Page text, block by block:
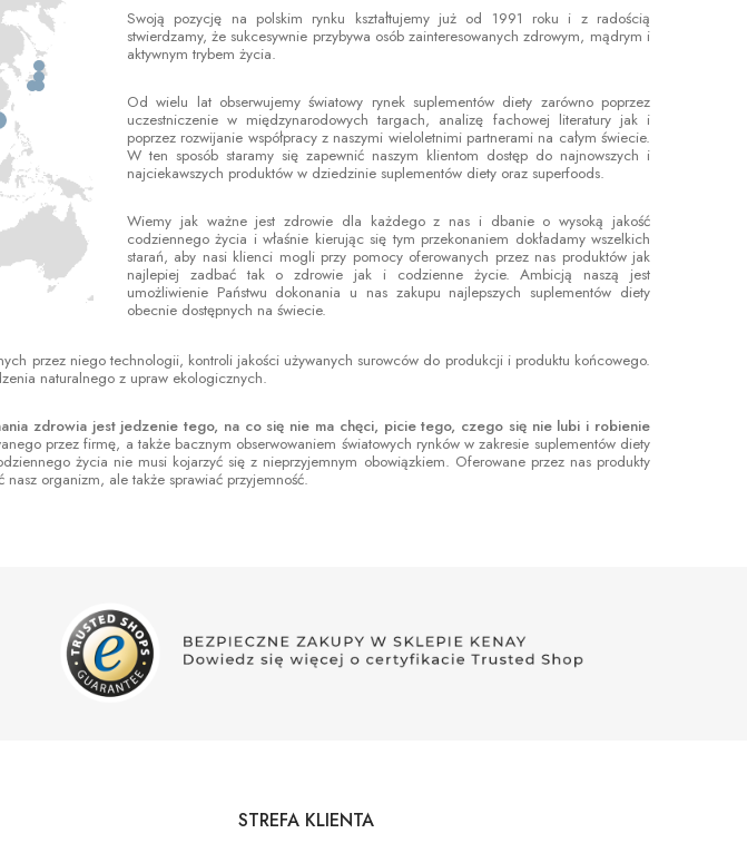
Swoją pozycję na polskim rynku kształtujemy już od 1991 roku i z radością
stwierdzamy, że sukcesywnie przybywa osób zainteresowanych zdrowym, mądrym i
aktywnym trybem życia.
Od wielu lat obserwujemy światowy rynek suplementów diety zarówno poprzez
uczestniczenie w międzynarodowych targach, analizę fachowej literatury jak i
poprzez rozwijanie współpracy z naszymi wieloletnimi partnerami na całym świecie.
W ten sposób staramy się zapewnić naszym klientom dostęp do najnowszych i
najciekawszych produktów w dziedzinie suplementów diety oraz superfoods.
Wiemy jak ważne jest zdrowie dla każdego z nas i dbanie o wysoką jakość
codziennego życia i właśnie kierując się tym przekonaniem dokładamy wszelkich
starań, aby nasi klienci mogli przy pomocy oferowanych przez nas produktów jak
najlepiej zadbać tak o zdrowie jak i codzienne życie. Ambicją naszą jest
umożliwienie Państwu dokonania u nas zakupu najlepszych suplementów diety
obecnie dostępnych na świecie.
przez niego technologii, kontroli jakości używanych surowców do produkcji i produktu końcowego.
naturalnego z upraw ekologicznych.
zdrowia jest jedzenie tego, na co się nie ma chęci, picie tego, czego się nie lubi i robienie
przez firmę, a także bacznym obserwowaniem światowych rynków w zakresie suplementów diety
życia nie musi kojarzyć się z nieprzyjemnym obowiązkiem. Oferowane przez nas produkty
organizm, ale także sprawiać przyjemność.
STREFA KLIENTA